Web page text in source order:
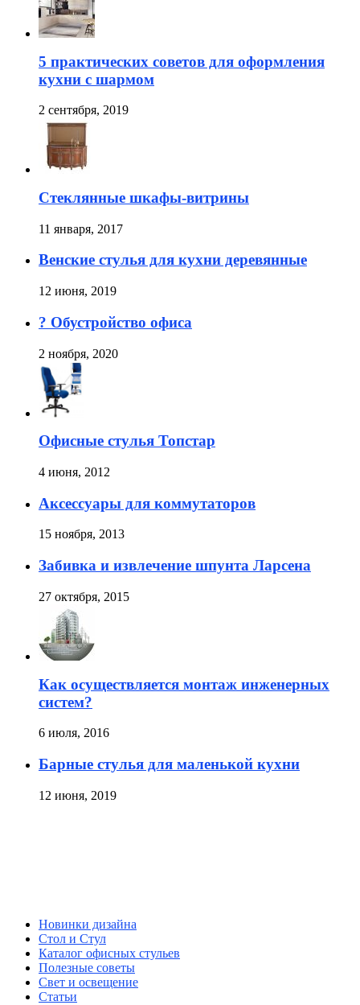
5 практических советов для оформления
кухни с шармом
2 сентября, 2019
Стеклянные шкафы-витрины
11 января, 2017
Венские стулья для кухни деревянные
12 июня, 2019
?️ Обустройство офиса
2 ноября, 2020
Офисные стулья Топстар
4 июня, 2012
Аксессуары для коммутаторов
15 ноября, 2013
Забивка и извлечение шпунта Ларсена
27 октября, 2015
Как осуществляется монтаж инженерных
систем?
6 июля, 2016
Барные стулья для маленькой кухни
12 июня, 2019
Новинки дизайна
Стол и Стул
Каталог офисных стульев
Полезные советы
Свет и освещение
Статьи